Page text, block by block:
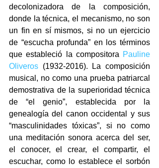
decolonizadora de la composición,
donde la técnica, el mecanismo, no son
un fin en sí mismos, si no un ejercicio
de “escucha profunda” en los términos
que estableció la compositora Pauline
Oliveros (1932-2016). La composición
musical, no como una prueba patriarcal
demostrativa de la superioridad técnica
de “el genio”, establecida por la
genealogía del canon occidental y sus
“masculinidades tóxicas”, si no como
una meditación sonora acerca del ser,
el conocer, el crear, el compartir, el
escuchar, como lo establece el sorbón